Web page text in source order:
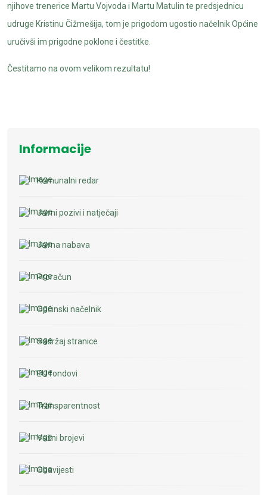
njihove trenerice Martu Vojvoda i Martu Matulin te predsjednicu
udruge Kristinu Čižmešija, tom je prigodom ugostio načelnik Općine
uručivši im prigodne poklone i čestitke.
Čestitamo na ovom velikom rezultatu!
Informacije
Komunalni redar
Javni pozivi i natječaji
Javna nabava
Proračun
Općinski načelnik
Sadržaj stranice
EU fondovi
Transparentnost
Važni brojevi
Obavijesti